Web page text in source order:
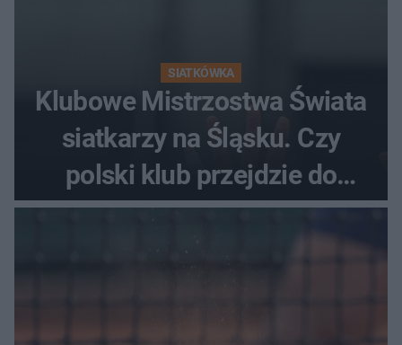
SIATKÓWKA
Klubowe Mistrzostwa Świata
siatkarzy na Śląsku. Czy
polski klub przejdzie do
historii